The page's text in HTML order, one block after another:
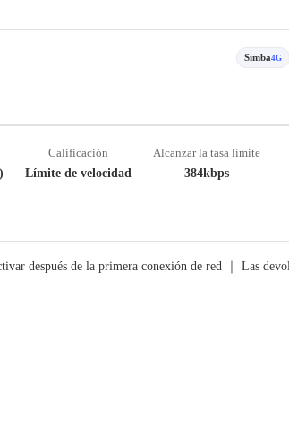
Simba4G
Calificación
Límite de velocidad
Alcanzar la tasa límite
384kbps
después de la primera conexión de red ｜ Las